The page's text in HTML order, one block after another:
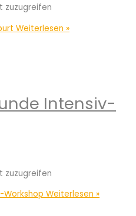
zuzugreifen
Weiterlesen »
Intensiv-
zuzugreifen
Weiterlesen »